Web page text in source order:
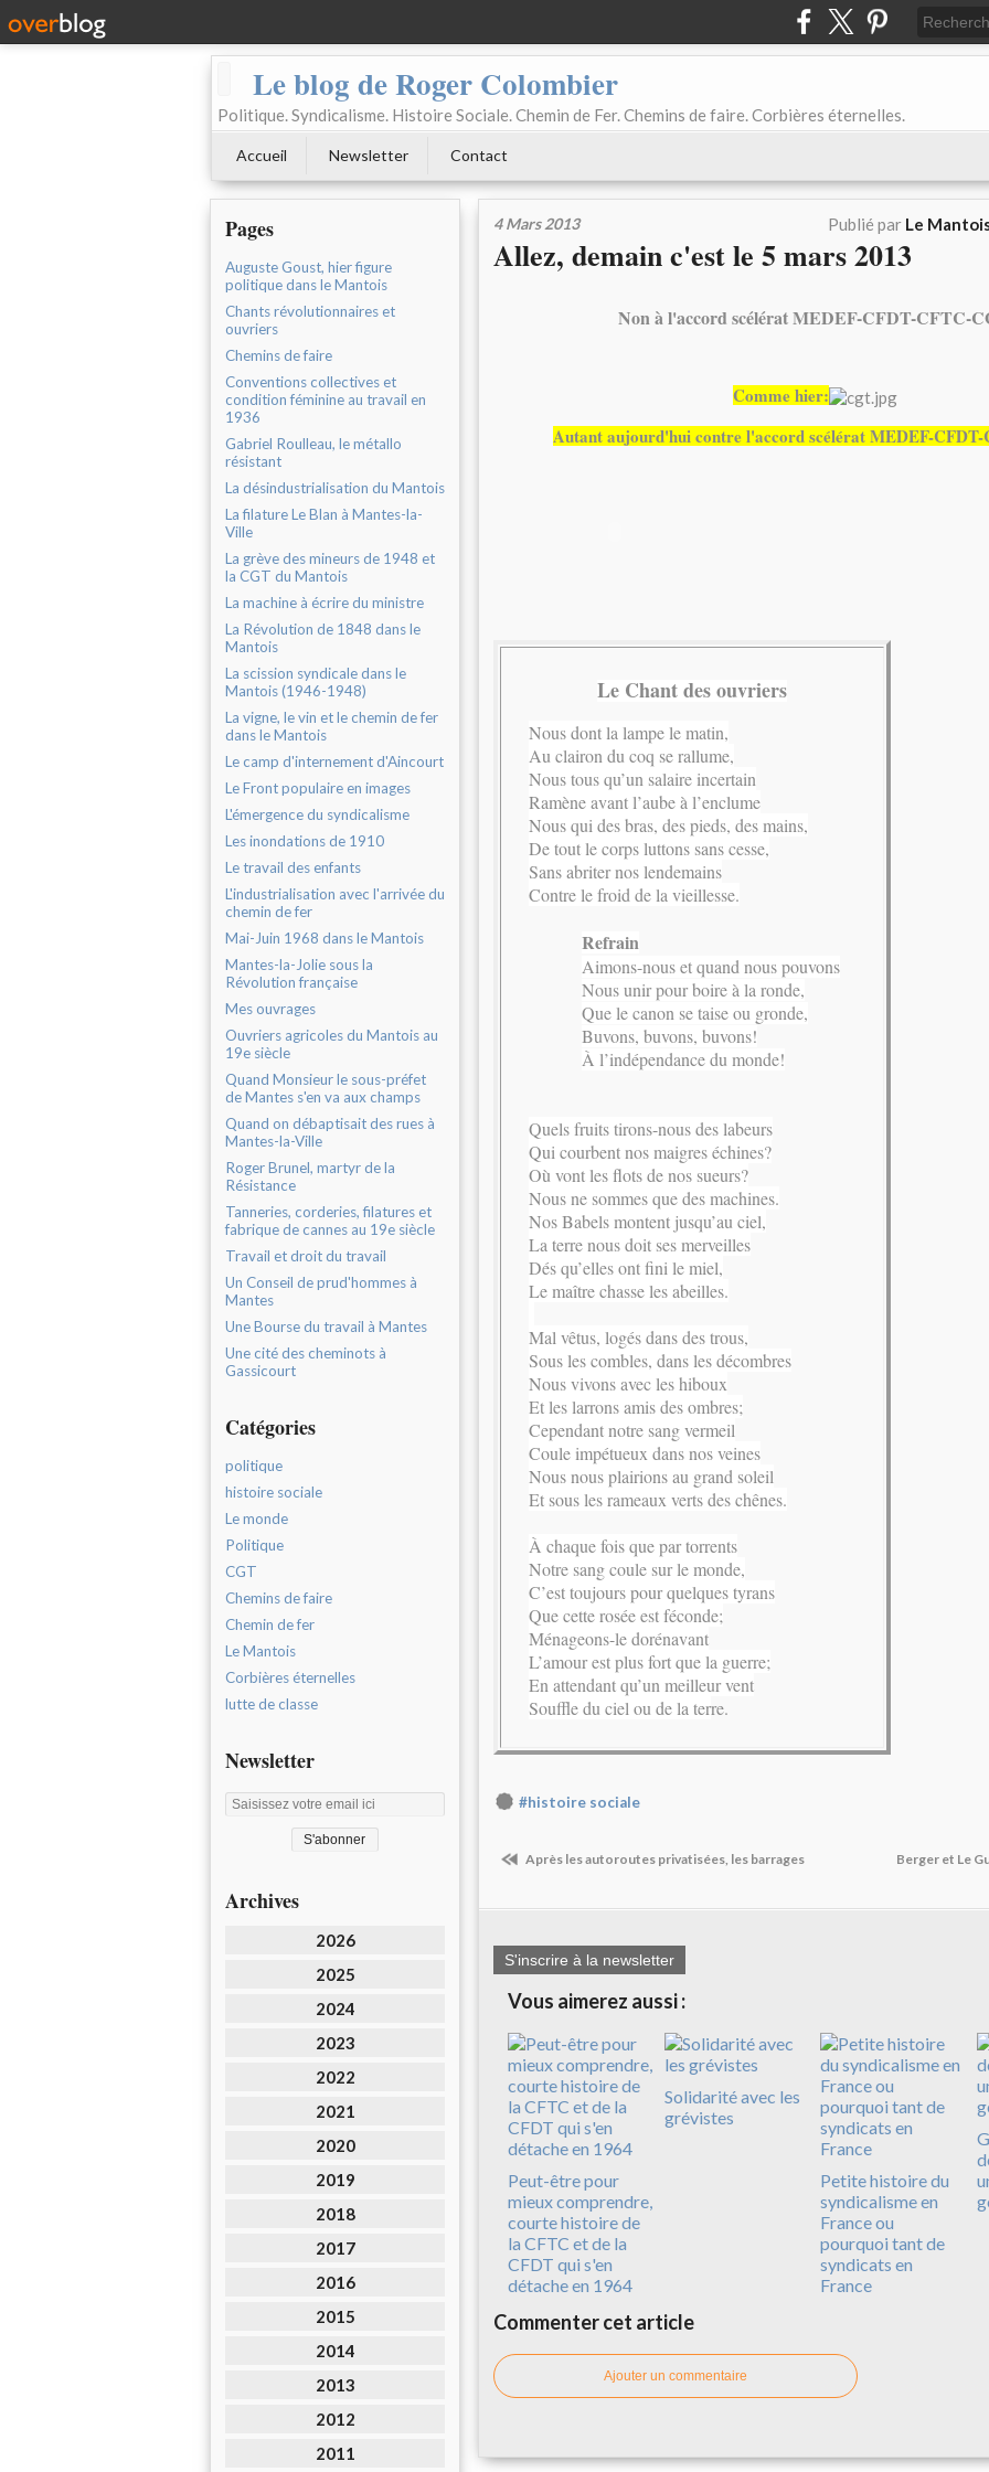
Le blog de Roger Colombier
Politique. Syndicalisme. Histoire Sociale. Chemin de Fer. Chemins de faire. Corbières éternelles.
Accueil Newsletter Contact
Pages
Auguste Goust, hier figure
politique dans le Mantois
Chants révolutionnaires et
ouvriers
Chemins de faire
Conventions collectives et
condition féminine au travail en
1936
Gabriel Roulleau, le métallo
résistant
La désindustrialisation du Mantois
La filature Le Blan à Mantes-la-
Ville
La grève des mineurs de 1948 et
la CGT du Mantois
La machine à écrire du ministre
La Révolution de 1848 dans le
Mantois
La scission syndicale dans le
Mantois (1946-1948)
La vigne, le vin et le chemin de fer
dans le Mantois
Le camp d'internement d'Aincourt
Le Front populaire en images
L'émergence du syndicalisme
Les inondations de 1910
Le travail des enfants
L'industrialisation avec l'arrivée du
chemin de fer
Mai-Juin 1968 dans le Mantois
Mantes-la-Jolie sous la
Révolution française
Mes ouvrages
Ouvriers agricoles du Mantois au
19e siècle
Quand Monsieur le sous-préfet
de Mantes s'en va aux champs
Quand on débaptisait des rues à
Mantes-la-Ville
Roger Brunel, martyr de la
Résistance
Tanneries, corderies, filatures et
fabrique de cannes au 19e siècle
Travail et droit du travail
Un Conseil de prud'hommes à
Mantes
Une Bourse du travail à Mantes
Une cité des cheminots à
Gassicourt
Catégories
politique
histoire sociale
Le monde
Politique
CGT
Chemins de faire
Chemin de fer
Le Mantois
Corbières éternelles
lutte de classe
Newsletter
Archives
2026
2025
2024
2023
2022
2021
2020
2019
2018
2017
2016
2015
2014
2013
2012
2011
4 Mars 2013 Publié par Le
Allez, demain c'est le 5 mars 2013
Non à l'accord scélérat MEDEF-CFDT-CFTC-
Comme hier:
Autant aujourd'hui contre l'accord scélérat MEDEF-
Le Chant des ouvriers
Nous dont la lampe le matin,
Au clairon du coq se rallume,
Nous tous qu’un salaire incertain
Ramène avant l’aube à l’enclume
Nous qui des bras, des pieds, des mains,
De tout le corps luttons sans cesse,
Sans abriter nos lendemains
Contre le froid de la vieillesse.
Refrain
Aimons-nous et quand nous pouvons
Nous unir pour boire à la ronde,
Que le canon se taise ou gronde,
Buvons, buvons, buvons!
À l’indépendance du monde!
Quels fruits tirons-nous des labeurs
Qui courbent nos maigres échines?
Où vont les flots de nos sueurs?
Nous ne sommes que des machines.
Nos Babels montent jusqu’au ciel,
La terre nous doit ses merveilles
Dés qu’elles ont fini le miel,
Le maître chasse les abeilles.
Mal vêtus, logés dans des trous,
Sous les combles, dans les décombres
Nous vivons avec les hiboux
Et les larrons amis des ombres;
Cependant notre sang vermeil
Coule impétueux dans nos veines
Nous nous plairions au grand soleil
Et sous les rameaux verts des chênes.
À chaque fois que par torrents
Notre sang coule sur le monde,
C’est toujours pour quelques tyrans
Que cette rosée est féconde;
Ménageons-le dorénavant
L’amour est plus fort que la guerre;
En attendant qu’un meilleur vent
Souffle du ciel ou de la terre.
#histoire sociale
Après les autoroutes privatisées, les barrages Berger et Le
S'inscrire à la newsletter
Vous aimerez aussi :
Peut-être pour
mieux comprendre,
courte histoire de
la CFTC et de la
CFDT qui s'en
détache en 1964
Solidarité avec les
grévistes
Petite histoire du
syndicalisme en
France ou
pourquoi tant de
syndicats en
France
Commenter cet article
Ajouter un commentaire